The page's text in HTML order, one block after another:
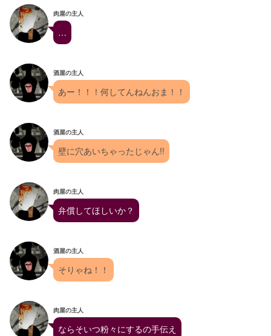
肉屋の主人
…
酒屋の主人
あー！！！何してんねんおま！！
酒屋の主人
壁に穴あいちゃったじゃん!!
肉屋の主人
弁償してほしいか？
酒屋の主人
そりゃね！！
肉屋の主人
ならそいつ粉々にするの手伝え